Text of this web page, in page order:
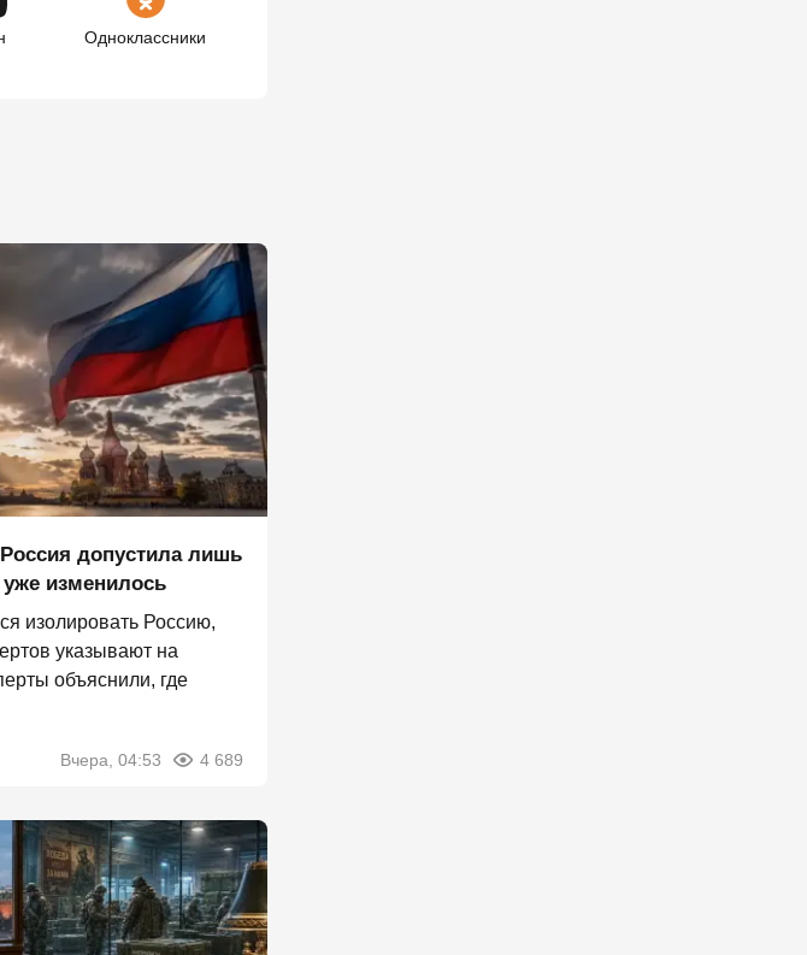
Одноклассники
допустила лишь
изменилось
изолировать Россию,
указывают на
объяснили, где
Вчера, 04:53 4 689